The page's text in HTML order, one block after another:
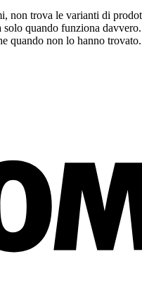
trova le varianti di
quando funziona
non lo hanno